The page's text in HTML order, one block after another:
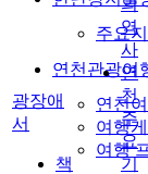
주요
연천관광여
연천
여행
여행
광장애
서
책
역
사
연
천
주
요
기